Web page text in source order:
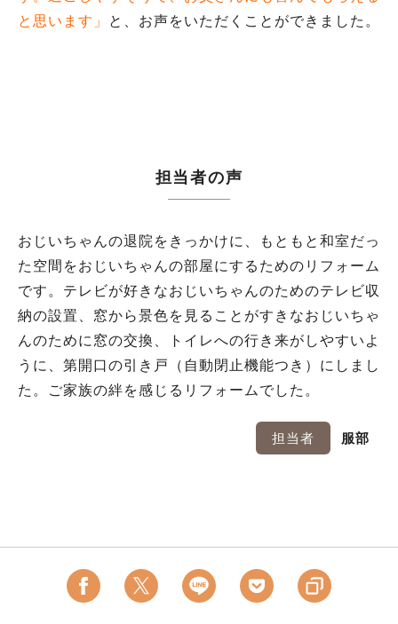
と思います」
と、お声をいただくことができました。
担当者の声
おじいちゃんの退院をきっかけに、もともと和室だっ
た空間をおじいちゃんの部屋にするためのリフォーム
です。テレビが好きなおじいちゃんのためのテレビ収
納の設置、窓から景色を見ることがすきなおじいちゃ
んのために窓の交換、トイレへの行き来がしやすいよ
うに、第開口の引き戸（自動閉止機能つき）にしまし
た。ご家族の絆を感じるリフォームでした。
担当者 服部